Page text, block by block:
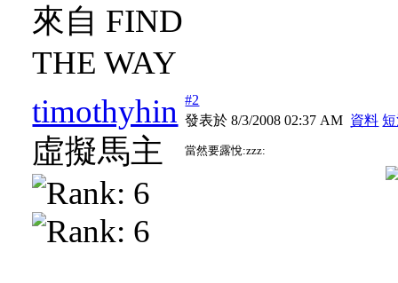
來自 FIND
THE WAY
timothyhin
虛擬馬主
#2
發表於 8/3/2008 02:37 AM 資料
當然要露悅:zzz: